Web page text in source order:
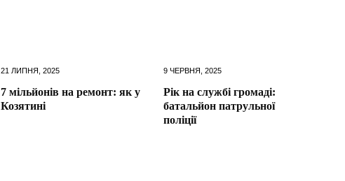
21 ЛИПНЯ, 2025
7 мільйонів на ремонт: як у
Козятині
9 ЧЕРВНЯ, 2025
Рік на службі громаді:
батальйон патрульної
поліції